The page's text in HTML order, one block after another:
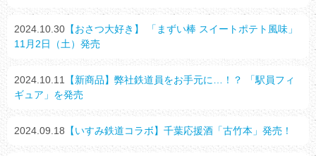
2024.10.30 【おさつ大好き】 「まずい棒 スイートポテト風味」
11月2日（土）発売
2024.10.11
【新商品】弊社鉄道員をお手元に…！？ 「駅員フィ
ギュア」を発売
2024.09.18 【いすみ鉄道コラボ】千葉応援酒「古竹本」発売！